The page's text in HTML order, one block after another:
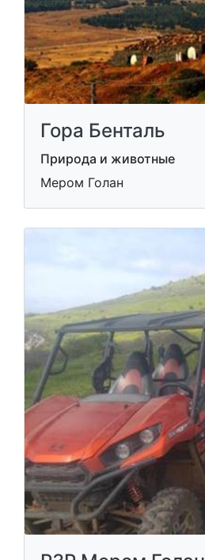
Гора Бенталь
Природа и животные
Мером Голан